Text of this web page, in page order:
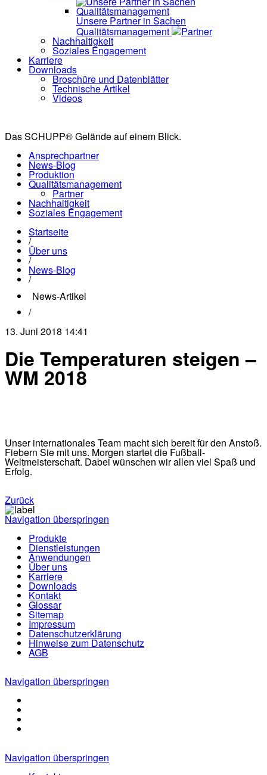
Unsere Partner in Sachen
Qualitätsmanagement Partner
Nachhaltigkeit
Soziales Engagement
Karriere
Downloads
Broschüre und Datenblätter
Technische Artikel
Videos
Das SCHUPP® Gelände auf einem Blick.
Ansprechpartner
News-Blog
Produktion
Qualitätsmanagement
Partner
Nachhaltigkeit
Soziales Engagement
Startseite
/
Über uns
/
News-Blog
/
News-Artikel
/
13. Juni 2018 14:41
Die Temperaturen steigen –
WM 2018
Unser internationales Team macht sich bereit für den Anstoß.
Fiebern Sie mit uns. Morgen startet die Fußball-
Weltmeisterschaft. Dabei wünschen wir allen viel Spaß und
Erfolg.
Zurück
Navigation überspringen
Produkte
Dienstleistungen
Anwendungen
Über uns
Karriere
Downloads
Kontakt
Glossar
Sitemap
Impressum
Datenschutzerklärung
Hinweise zum Datenschutz
AGB
Navigation überspringen
Navigation überspringen